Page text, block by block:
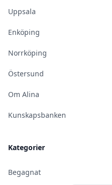
Uppsala
Enköping
Norrköping
Östersund
Om Alina
Kunskapsbanken
Kategorier
Begagnat